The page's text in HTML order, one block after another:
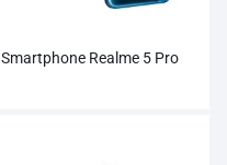
Smartphone Realme 5 Pro